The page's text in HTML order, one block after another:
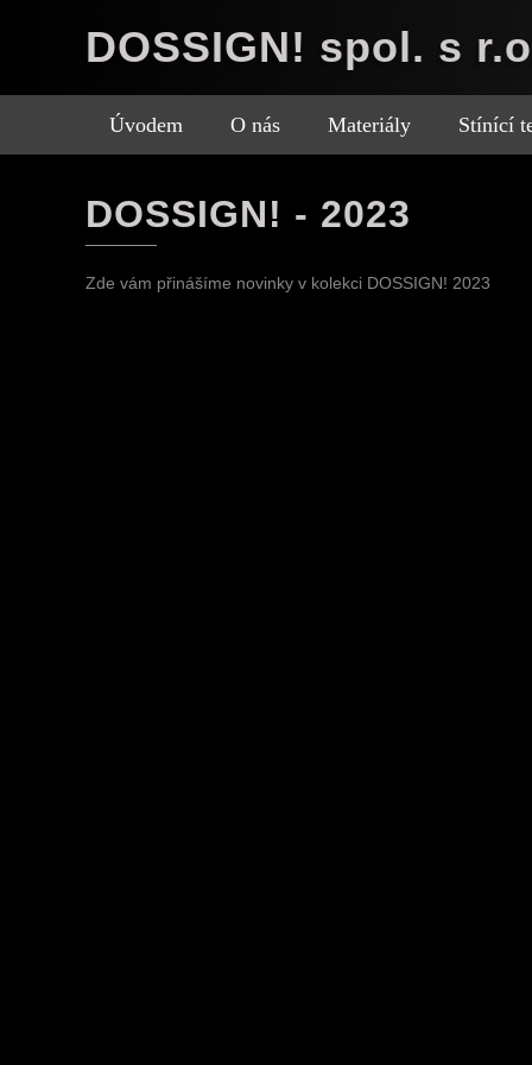
DOSSIGN! spol. s
Úvodem O nás Materiály Stínící
DOSSIGN! - 2023
Zde vám přinášíme novinky v kolekci DOSSIGN! 2023